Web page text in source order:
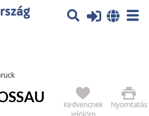
használ. További tájékoztatás itt:
Nyomtatás
Kedvencnek